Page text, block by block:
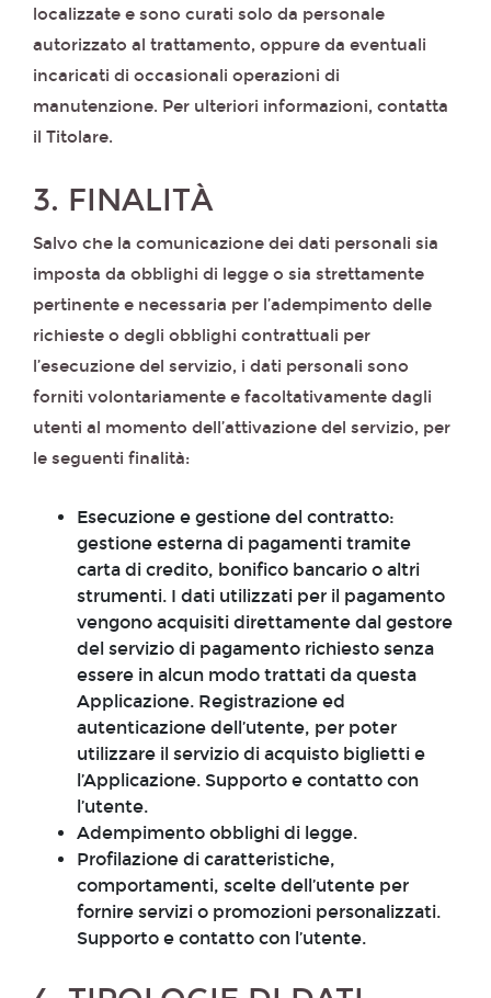
localizzate e sono curati solo da personale
autorizzato al trattamento, oppure da eventuali
incaricati di occasionali operazioni di
manutenzione. Per ulteriori informazioni, contatta
il Titolare.
3. FINALITÀ
Salvo che la comunicazione dei dati personali sia
imposta da obblighi di legge o sia strettamente
pertinente e necessaria per l’adempimento delle
richieste o degli obblighi contrattuali per
l’esecuzione del servizio, i dati personali sono
forniti volontariamente e facoltativamente dagli
utenti al momento dell’attivazione del servizio, per
le seguenti finalità:
Esecuzione e gestione del contratto:
gestione esterna di pagamenti tramite
carta di credito, bonifico bancario o altri
strumenti. I dati utilizzati per il pagamento
vengono acquisiti direttamente dal gestore
del servizio di pagamento richiesto senza
essere in alcun modo trattati da questa
Applicazione. Registrazione ed
autenticazione dell’utente, per poter
utilizzare il servizio di acquisto biglietti e
l’Applicazione. Supporto e contatto con
l’utente.
Adempimento obblighi di legge.
Profilazione di caratteristiche,
comportamenti, scelte dell’utente per
fornire servizi o promozioni personalizzati.
Supporto e contatto con l’utente.